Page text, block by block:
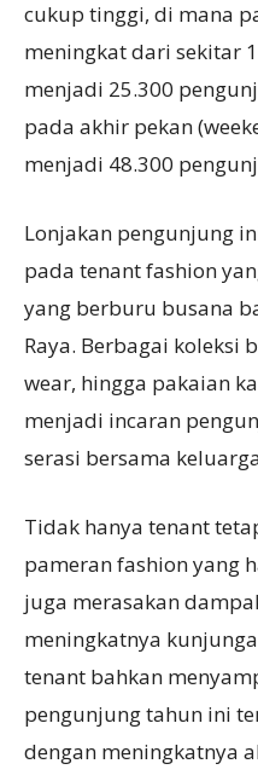
cukup tinggi, di mana
meningkat dari sekitar
menjadi 25.300
pada akhir pekan
menjadi 48.300
Lonjakan pengunjung
pada tenant fashion
yang berburu busana
Raya. Berbagai koleksi
wear, hingga pakaian
menjadi incaran
serasi bersama
Tidak hanya tenant
pameran fashion yang
juga merasakan
meningkatnya
tenant bahkan
pengunjung tahun ini
dengan meningkatnya